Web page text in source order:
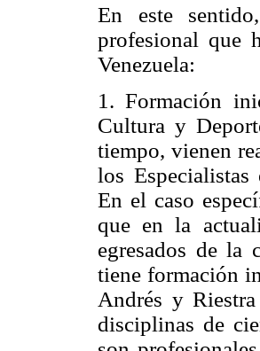
En este
profesional que
Venezuela:
1. Formación
Cultura y
tiempo, vienen
los
En el caso
que en la
egresados de la
tiene formación
Andrés y
disciplinas de